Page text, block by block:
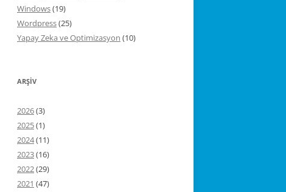
Windows(19)
Wordpress(25)
Yapay Zeka ve Optimizasyon (10)
ARŞIV
2026(3)
2025(1)
2024(11)
2023(16)
2022(29)
2021 (47)